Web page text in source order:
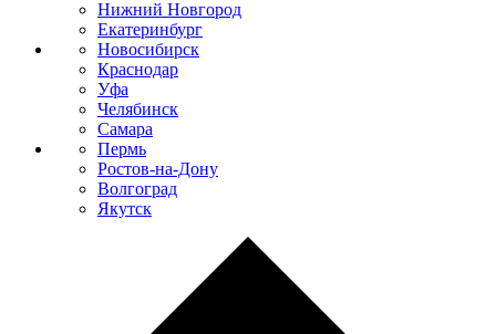
Нижний Новгород
Екатеринбург
Новосибирск
Краснодар
Уфа
Челябинск
Самара
Пермь
Ростов-на-Дону
Волгоград
Якутск